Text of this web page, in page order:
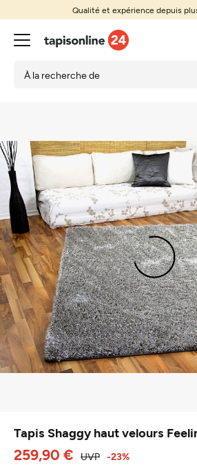
Qualité et expérience depuis
Tapis Shaggy haut velours
259,90 € UVP -23%